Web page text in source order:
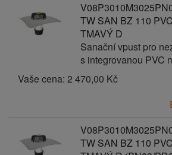
TW SAN BZ 110
TMAVÝ D
Sanační vpust pro
s integrovanou PVC
Vaše cena: 2 470,00 Kč
TW SAN BZ 110